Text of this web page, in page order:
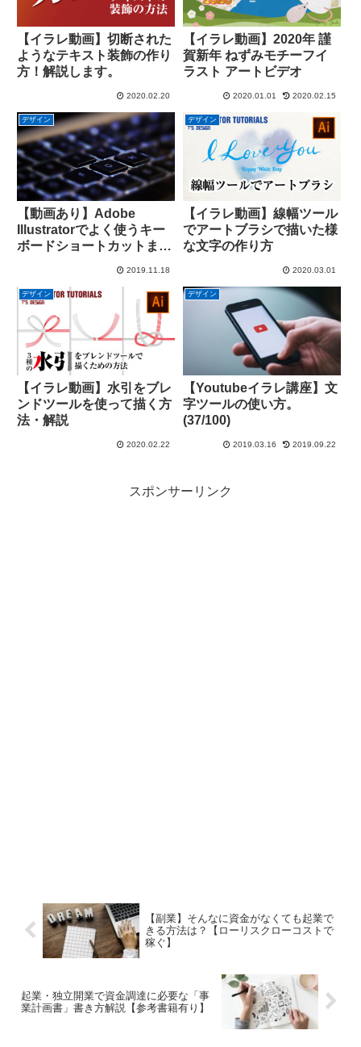
【イラレ動画】切断された
ようなテキスト装飾の作り
方！解説します。
2020.02.20
【イラレ動画】2020年 謹
賀新年 ねずみモチーフイ
ラスト アートビデオ
2020.01.01 2020.02.15
デザイン
【動画あり】Adobe
Illustratorでよく使うキー
ボードショートカットまと
2019.11.18
デザイン
【イラレ動画】線幅ツール
でアートブラシで描いた様
な文字の作り方
2020.03.01
デザイン
【イラレ動画】水引をブレ
ンドツールを使って描く方
法・解説
2020.02.22
デザイン
【Youtubeイラレ講座】文
字ツールの使い方。
(37/100)
2019.03.16 2019.09.22
スポンサーリンク
【副業】そんなに資金がなくても起業で
きる方法は？【ローリスクローコストで
稼ぐ】
起業・独立開業で資金調達に必要な「事
業計画書」書き方解説【参考書籍有り】